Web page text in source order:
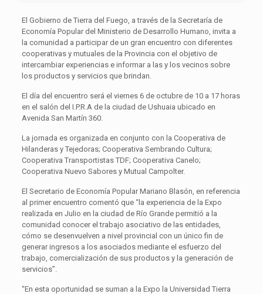
El Gobierno de Tierra del Fuego, a través de la Secretaría de
Economía Popular del Ministerio de Desarrollo Humano, invita a
la comunidad a participar de un gran encuentro con diferentes
cooperativas y mutuales de la Provincia con el objetivo de
intercambiar experiencias e informar a las y los vecinos sobre
los productos y servicios que brindan.
El día del encuentro será el viernes 6 de octubre de 10 a 17 horas
en el salón del I.P.R.A de la ciudad de Ushuaia ubicado en
Avenida San Martín 360.
La jornada es organizada en conjunto con la Cooperativa de
Hilanderas y Tejedoras; Cooperativa Sembrando Cultura;
Cooperativa Transportistas TDF; Cooperativa Canelo;
Cooperativa Nuevo Sabores y Mutual Campolter.
El Secretario de Economía Popular Mariano Blasón, en referencia
al primer encuentro comentó que “la experiencia de la Expo
realizada en Julio en la ciudad de Río Grande permitió a la
comunidad conocer el trabajo asociativo de las entidades,
cómo se desenvuelven a nivel provincial con un único fin de
generar ingresos a los asociados mediante el esfuerzo del
trabajo, comercialización de sus productos y la generación de
servicios”.
“En esta oportunidad se suman a la Expo la Universidad Tierra